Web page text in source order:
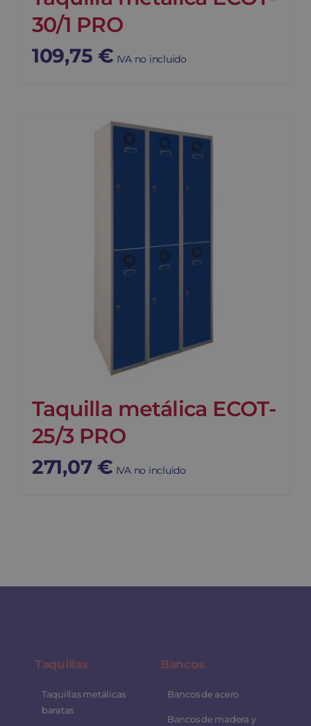
30/1 PRO
109,75 € IVA no incluido
Taquilla metálica ECOT-
25/3 PRO
271,07 € IVA no incluido
Taquillas
Taquillas metálicas
baratas
Bancos
Bancos de acero
Bancos de madera y